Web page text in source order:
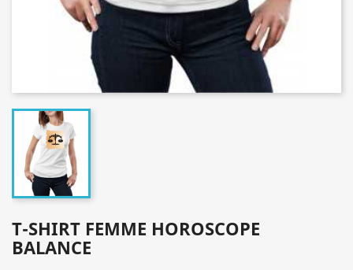
T-SHIRT FEMME HOROSCOPE
BALANCE